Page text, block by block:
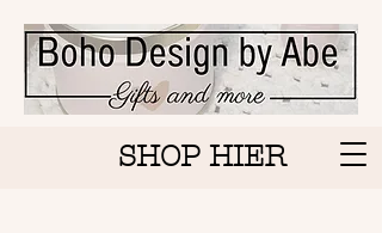
SHOP HIER